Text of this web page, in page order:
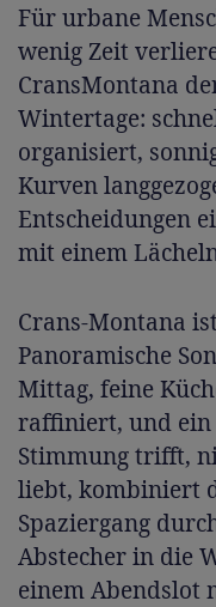
Für urbane
wenig Zeit
CransMontana
Wintertage:
organisiert,
Kurven
Entscheidungen
mit einem
Crans-Montana
Panoramische
Mittag, feine
raffiniert, und ein
Stimmung trifft,
liebt, kombiniert
Spaziergang
Abstecher in die
einem Abendslot